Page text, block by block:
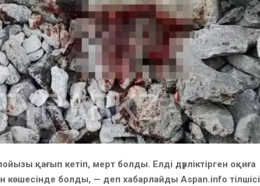
қағып кетіп, мерт болды. Елді дүрліктірген оқиға
көшесінде болды, — деп хабарлайды Aspan.info тілшісі